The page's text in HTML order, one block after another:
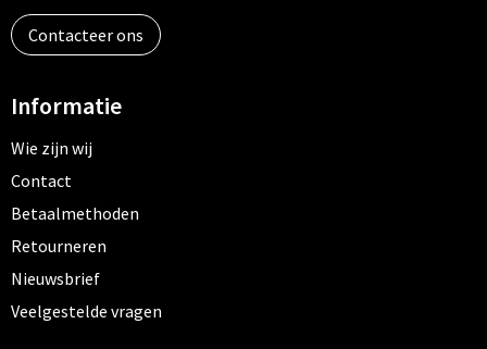
Contacteer ons
Informatie
Wie zijn wij
Contact
Betaalmethoden
Retourneren
Nieuwsbrief
Veelgestelde vragen